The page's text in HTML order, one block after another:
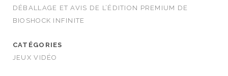
DÉBALLAGE ET AVIS DE L’ÉDITION PREMIUM DE
BIOSHOCK INFINITE
CATÉGORIES
JEUX VIDÉO